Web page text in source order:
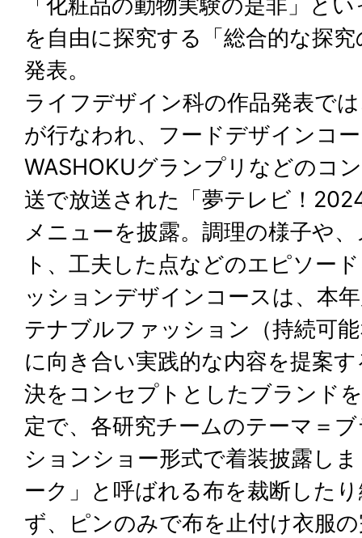
を自由に探究する「総合的な探
発表。
ライフデザイン科の作品発表で
が行なわれ、フードデザインコ
WASHOKUグランプリなどのコ
送で放送された「夢テレビ！
メニューを披露。調理の様子や
ト、工夫した点などのエピソー
ッションデザインコースは、本
テナブルファッション（持続可
に向き合い実践的な内容を提案
決をコンセプトとしたブランド
定で、各研究チームのテーマ＝
ションショー形式で着装披露し
ーク」と呼ばれる布を裁断した
ず、ピンのみで布を止付け衣服